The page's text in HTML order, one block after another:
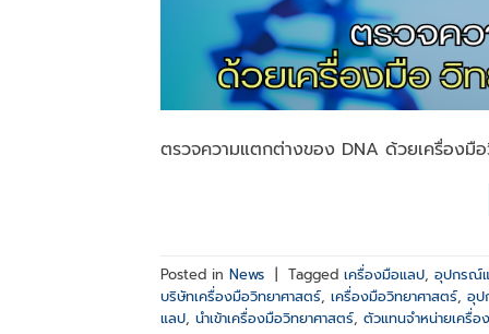
ตรวจความแตกต่างของ DNA ด้วยเครื่องมื
Posted in News | Tagged เครื่องมือแลป, อุปกรณ์
บริษัทเครื่องมือวิทยาศาสตร์, เครื่องมือวิทยาศาสตร์, อุป
แลป, นำเข้าเครื่องมือวิทยาศาสตร์, ตัวแทนจำหน่ายเครื่อ